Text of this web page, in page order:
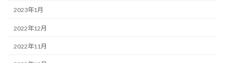
2023年1月
2022年12月
2022年11月